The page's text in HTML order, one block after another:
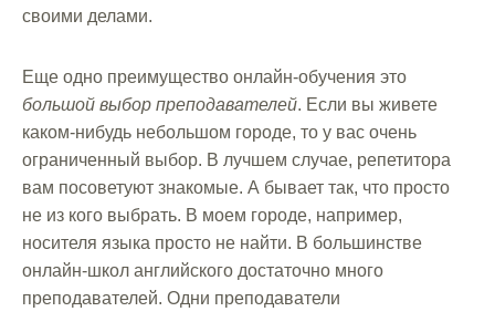
своими делами.
Еще одно преимущество онлайн-обучения это
большой выбор преподавателей. Если вы живете
каком-нибудь небольшом городе, то у вас очень
ограниченный выбор. В лучшем случае, репетитора
вам посоветуют знакомые. А бывает так, что просто
не из кого выбрать. В моем городе, например,
носителя языка просто не найти. В большинстве
онлайн-школ английского достаточно много
преподавателей. Одни преподаватели